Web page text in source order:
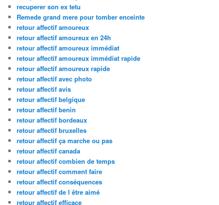
recuperer son ex tetu
Remede grand mere pour tomber enceinte
retour affectif amoureux
retour affectif amoureux en 24h
retour affectif amoureux immédiat
retour affectif amoureux immédiat rapide
retour affectif amoureux rapide
retour affectif avec photo
retour affectif avis
retour affectif belgique
retour affectif benin
retour affectif bordeaux
retour affectif bruxelles
retour affectif ça marche ou pas
retour affectif canada
retour affectif combien de temps
retour affectif comment faire
retour affectif conséquences
retour affectif de l être aimé
retour affectif efficace